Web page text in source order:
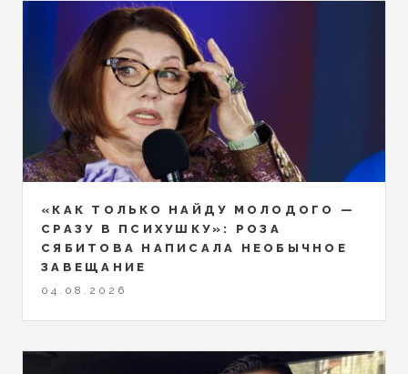
«КАК ТОЛЬКО НАЙДУ МОЛОДОГО —
СРАЗУ В ПСИХУШКУ»: РОЗА
СЯБИТОВА НАПИСАЛА НЕОБЫЧНОЕ
ЗАВЕЩАНИЕ
04.08.2026